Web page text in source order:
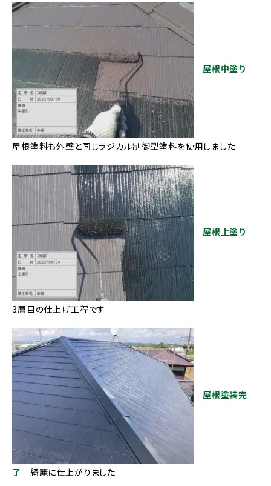
屋根中塗り
屋根塗料も外壁と同じラジカル制御型塗料を使用しました
屋根上塗り
3層目の仕上げ工程です
屋根塗装完
了 綺麗に仕上がりました